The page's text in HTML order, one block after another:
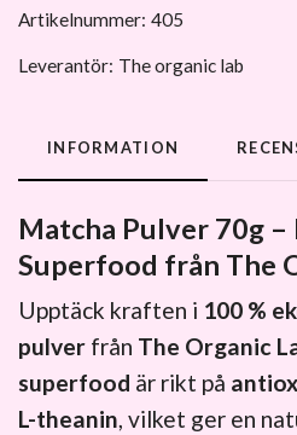
Artikelnummer: 405
Leverantör: The organic lab
INFORMATION
Matcha Pulver 70g
Superfood från The
Upptäck kraften i 100 %
pulver från The Organic
superfood är rikt på
L-theanin, vilket ger en